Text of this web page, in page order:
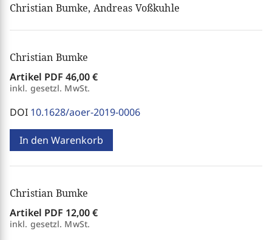
Christian Bumke, Andreas Voßkuhle
Christian Bumke
Artikel PDF 46,00 €
inkl. gesetzl. MwSt.
DOI 10.1628/aoer-2019-0006
In den Warenkorb
Christian Bumke
Artikel PDF 12,00 €
inkl. gesetzl. MwSt.